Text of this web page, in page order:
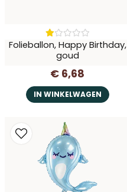
Folieballon, Happy Birthday,
goud
€ 6,68
IN WINKELWAGEN